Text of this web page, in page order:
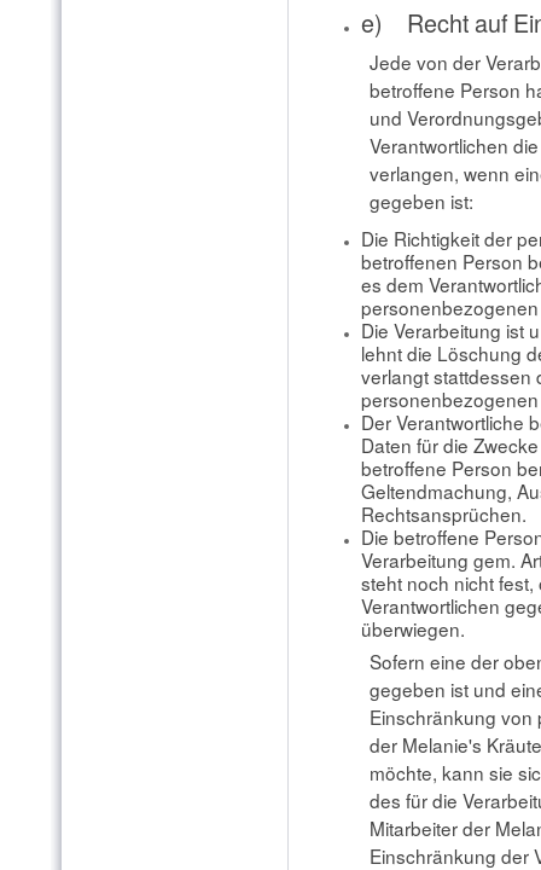
e) Recht auf
Jede von der
betroffene Person
und
Verantwortlichen
verlangen, wenn
gegeben ist:
Die Richtigkeit der
betroffenen Person
es dem
Die Verarbeitung ist
lehnt die Löschung
verlangt stattdessen
Der Verantwortliche
Daten für die
betroffene Person
Geltendmachung,
Rechtsansprüchen.
Die betroffene
Verarbeitung gem.
steht noch nicht
Verantwortlichen
überwiegen.
Sofern eine der
gegeben ist und
Einschränkung
der Melanie's
möchte, kann sie
des für die
Mitarbeiter der
Einschränkung der